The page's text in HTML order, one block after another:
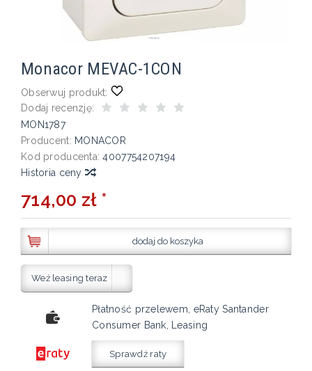
Monacor MEVAC-1CON
Obserwuj produkt:
Dodaj recenzję:
MON1787
Producent: MONACOR
Kod producenta: 4007754207194
Historia ceny
714,00 zł *
dodaj do koszyka
Weź leasing teraz
Płatność przelewem, eRaty Santander
Consumer Bank, Leasing
Sprawdź raty